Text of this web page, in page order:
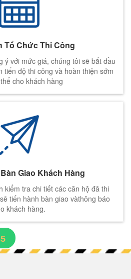
Tổ Chức Thi Công
ý với mức giá, chúng tôi sẽ bắt đầu
tiến độ thi công và hoàn thiện sớm
cho khách hàng
Giao Khách Hàng
kiểm tra chi tiết các căn hộ đã thi
tiến hành bàn giao vàthông báo
khách hàng.